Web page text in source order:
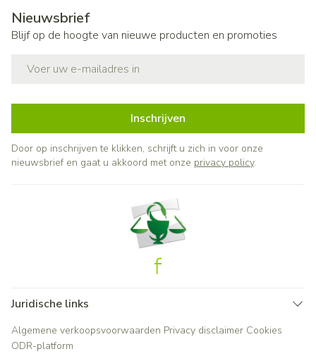
Nieuwsbrief
Blijf op de hoogte van nieuwe producten en promoties
Inschrijven
Door op inschrijven te klikken, schrijft u zich in voor onze
nieuwsbrief en gaat u akkoord met onze privacy policy.
Juridische links
Algemene verkoopsvoorwaarden Privacy disclaimer Cookies
ODR-platform